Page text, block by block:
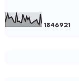
1 846921